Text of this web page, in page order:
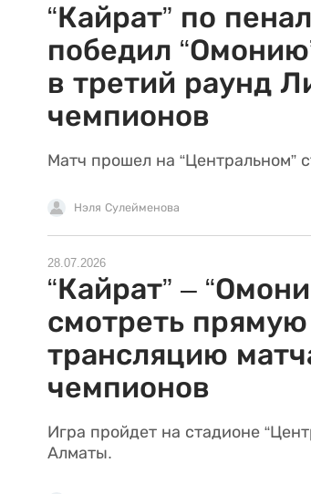
“Кайрат” по
победил
в третий раунд
чемпионов
Матч прошел на “Центральном”
Нэля Сулейменова
28.07.2026
“Кайрат” –
смотреть прямую
трансляцию
чемпионов
Игра пройдет на стадионе
Алматы.